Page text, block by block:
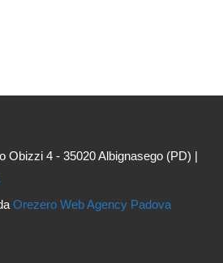
Obizzi 4 - 35020 Albignasego (PD) |
Orezero Web Agency Padova